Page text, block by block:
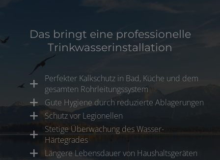
Das bringt eine professionelle
Trinkwasserinstallation
Perfekter Kalkschutz in Bad, Küche und dem
gesamten Rohrleitungssystem
Gute Hygiene durch reduzierte Ablagerungen
Schutz vor Legionellen
Stetige Überwachung des Wasser-
Härtegrades
Längere Lebensdauer von Haushaltsgeräten